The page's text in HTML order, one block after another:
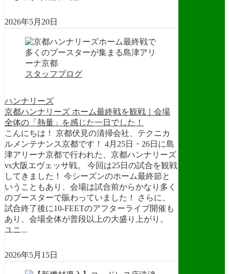
2026年5月20日
スタッフブログ
ハンナリーズ
京都ハンナリーズ ホーム最終戦を観戦｜会場
全体の「熱量」を感じた一日でした！
こんにちは！ 京都伏見の清掃会社、テクニカ
ルメンテナンス京都です！ 4月25日・26日に島
津アリーナ京都で行われた、京都ハンナリーズ
vs大阪エヴェッサ戦。 今回は25日の試合を観戦
してきました！ 今シーズンのホーム最終節と
いうこともあり、会場は試合前からかなり多く
のブースターで賑わっていました！ さらに、
試合終了後に10-FEETのアフターライブ開催も
あり、会場全体が普段以上の大盛り上がり。
ユニ...
2026年5月15日